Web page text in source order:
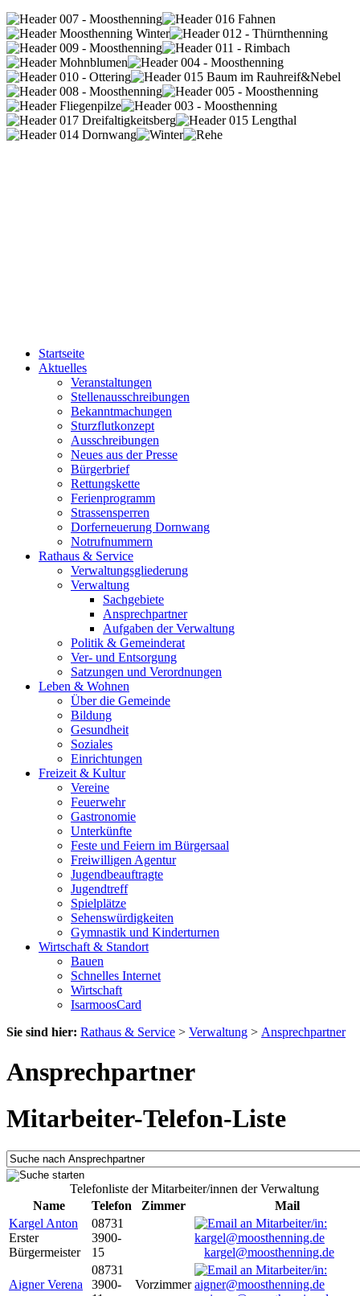
Startseite
Aktuelles
Veranstaltungen
Stellenausschreibungen
Bekanntmachungen
Sturzflutkonzept
Ausschreibungen
Neues aus der Presse
Bürgerbrief
Rettungskette
Ferienprogramm
Strassensperren
Dorferneuerung Dornwang
Notrufnummern
Rathaus & Service
Verwaltungsgliederung
Verwaltung
Sachgebiete
Ansprechpartner
Aufgaben der Verwaltung
Politik & Gemeinderat
Ver- und Entsorgung
Satzungen und Verordnungen
Leben & Wohnen
Über die Gemeinde
Bildung
Gesundheit
Soziales
Einrichtungen
Freizeit & Kultur
Vereine
Feuerwehr
Gastronomie
Unterkünfte
Feste und Feiern im Bürgersaal
Freiwilligen Agentur
Jugendbeauftragte
Jugendtreff
Spielplätze
Sehenswürdigkeiten
Gymnastik und Kinderturnen
Wirtschaft & Standort
Bauen
Schnelles Internet
Wirtschaft
IsarmoosCard
Sie sind hier: Rathaus & Service > Verwaltung > Ansprechpartner
Ansprechpartner
Mitarbeiter-Telefon-Liste
Telefonliste der Mitarbeiter/innen der Verwaltung
Name
Telefon Zimmer
Mail
Kargel Anton
Erster
Bürgermeister
08731
3900-
15
kargel@moosthenning.de
Aigner Verena
08731
3900-
Vorzimmer